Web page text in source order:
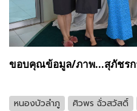
ขอบคุณข้อมูล/ภาพ...สุภัชรก
หนองบัวลำภู ศิวพร ฉั่วสวัสดิ์